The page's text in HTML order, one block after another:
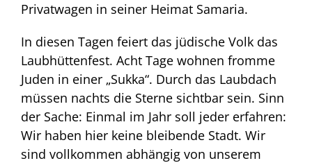
Privatwagen in seiner Heimat Samaria.
In diesen Tagen feiert das jüdische Volk das
Laubhüttenfest. Acht Tage wohnen fromme
Juden in einer „Sukka“. Durch das Laubdach
müssen nachts die Sterne sichtbar sein. Sinn
der Sache: Einmal im Jahr soll jeder erfahren:
Wir haben hier keine bleibende Stadt. Wir
sind vollkommen abhängig von unserem